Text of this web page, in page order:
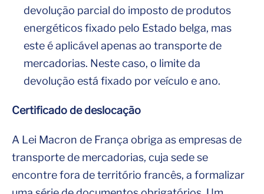
devolução parcial do imposto de produtos
energéticos fixado pelo Estado belga, mas
este é aplicável apenas ao transporte de
mercadorias. Neste caso, o limite da
devolução está fixado por veículo e ano.
Certificado de deslocação
A Lei Macron de França obriga as empresas de
transporte de mercadorias, cuja sede se
encontre fora de território francês, a formalizar